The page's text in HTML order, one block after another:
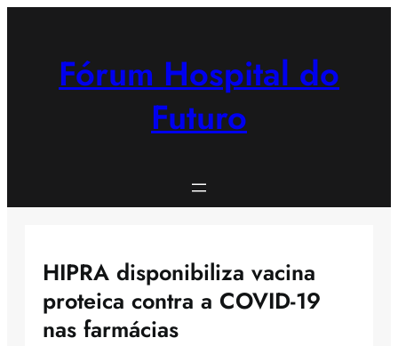
Fórum Hospital do
Futuro
HIPRA disponibiliza vacina
proteica contra a COVID-19
nas farmácias